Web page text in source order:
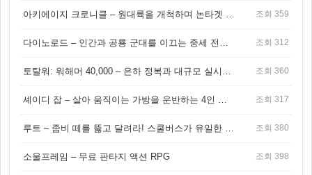
조회 359
조회 312
조회 360
조회 317
조회 380
소울프레임 – 무료 판타지 액션 RPG 조회 398